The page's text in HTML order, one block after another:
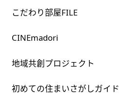
こだわり部屋FILE
CINEmadori
地域共創プロジェクト
初めての住まいさがしガイド